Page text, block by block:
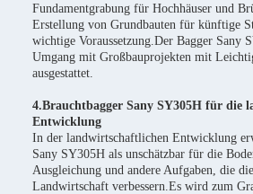
Fundamentgrabung für Hochhäuser und
Erstellung von Grundbauten für künftige
wichtige Voraussetzung.Der Bagger Sany
Umgang mit Großbauprojekten mit
ausgestattet.
4.Brauchtbagger Sany SY305H für die
Entwicklung
In der landwirtschaftlichen Entwicklung
Sany SY305H als unschätzbar für die
Ausgleichung und andere Aufgaben, die
Landwirtschaft verbessern.Es wird zum